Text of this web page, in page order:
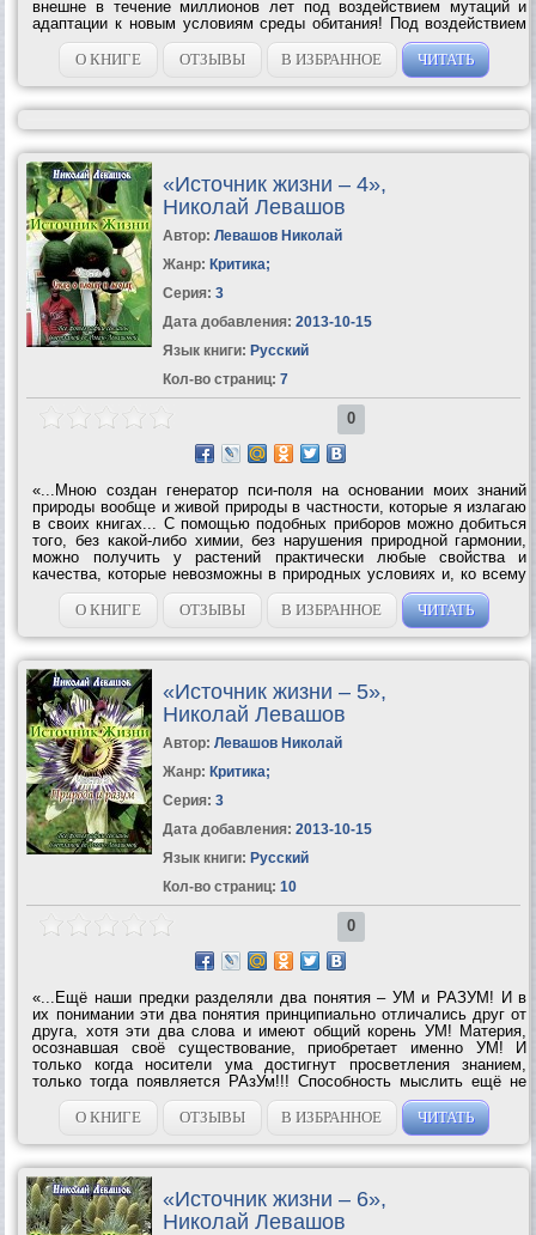
внешне в течение миллионов лет под воздействием мутаций и
адаптации к новым условиям среды обитания! Под воздействием
генератора пси-поля на этот раз в водных лилиях произошли
изменения внутренние, а не...
О КНИГЕ ОТЗЫВЫ В ИЗБРАННОЕ ЧИТАТЬ
«Источник жизни – 4»,
Николай Левашов
Автор: Левашов Николай
Жанр: Критика;
Серия: 3
Дата добавления: 2013-10-15
Язык книги: Русский
Кол-во страниц: 7
0
«...Мною создан генератор пси-поля на основании моих знаний
природы вообще и живой природы в частности, которые я излагаю
в своих книгах... С помощью подобных приборов можно добиться
того, без какой-либо химии, без нарушения природной гармонии,
можно получить у растений практически любые свойства и
качества, которые невозможны в природных условиях и, ко всему
прочему, получать во много раз больший урожай, не истощая
почву, а наоборот,...
О КНИГЕ ОТЗЫВЫ В ИЗБРАННОЕ ЧИТАТЬ
«Источник жизни – 5»,
Николай Левашов
Автор: Левашов Николай
Жанр: Критика;
Серия: 3
Дата добавления: 2013-10-15
Язык книги: Русский
Кол-во страниц: 10
0
«...Ещё наши предки разделяли два понятия – УМ и РАЗУМ! И в
их понимании эти два понятия принципиально отличались друг от
друга, хотя эти два слова и имеют общий корень УМ! Материя,
осознавшая своё существование, приобретает именно УМ! И
только когда носители ума достигнут просветления знанием,
только тогда появляется РАзУм!!! Способность мыслить ещё не
означает разумности – состояния, когда человек просветлён
знанием, знанием...
О КНИГЕ ОТЗЫВЫ В ИЗБРАННОЕ ЧИТАТЬ
«Источник жизни – 6»,
Николай Левашов